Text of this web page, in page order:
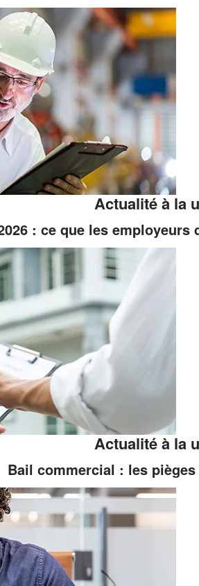
Actualité à la
: ce que les
Actualité à la
Bail commercial : les pièges